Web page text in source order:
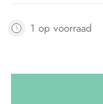
1 op voorraad